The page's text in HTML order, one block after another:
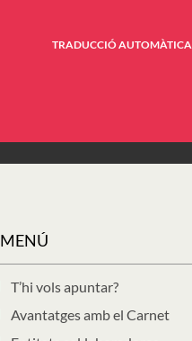
TRADUCCIÓ AUTOMÀTICA
MENÚ
T’hi vols apuntar?
Avantatges amb el Carnet